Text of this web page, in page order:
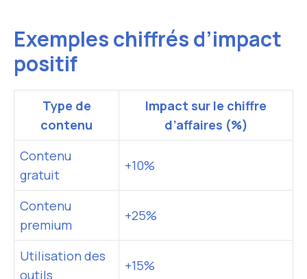
Exemples chiffrés d’impact
positif
Type de
contenu
Impact sur le chiffre
d’affaires (%)
Contenu
gratuit
+10%
Contenu
premium
+25%
Utilisation des
outils
+15%